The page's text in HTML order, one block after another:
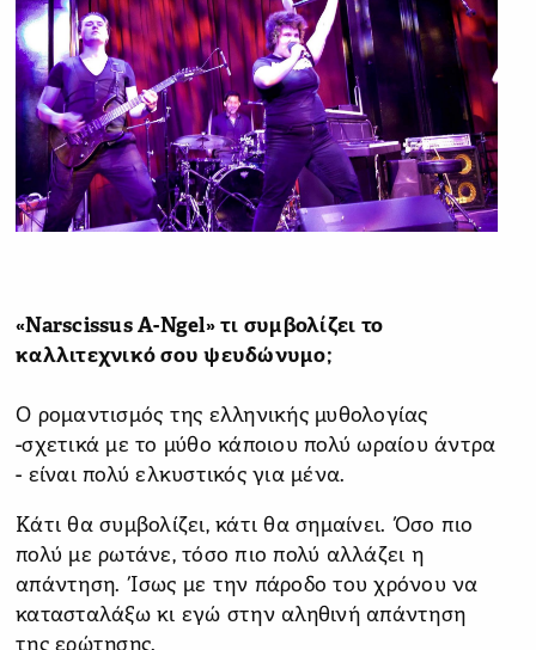
«Narscissus A-Ngel» τι συμβολίζει το
καλλιτεχνικό σου ψευδώνυμο;
Ο ρομαντισμός της ελληνικής μυθολογίας
-σχετικά με το μύθο κάποιου πολύ ωραίου άντρα
- είναι πολύ ελκυστικός για μένα.
Κάτι θα συμβολίζει, κάτι θα σημαίνει. Όσο πιο
πολύ με ρωτάνε, τόσο πιο πολύ αλλάζει η
απάντηση. Ίσως με την πάροδο του χρόνου να
κατασταλάξω κι εγώ στην αληθινή απάντηση